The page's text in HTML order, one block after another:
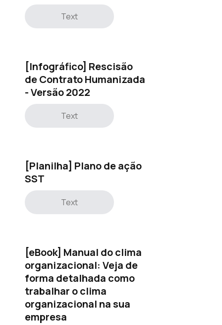
Text
[Infográfico] Rescisão
de Contrato Humanizada
- Versão 2022
Text
[Planilha] Plano de ação
SST
Text
[eBook] Manual do clima
organizacional: Veja de
forma detalhada como
trabalhar o clima
organizacional na sua
empresa